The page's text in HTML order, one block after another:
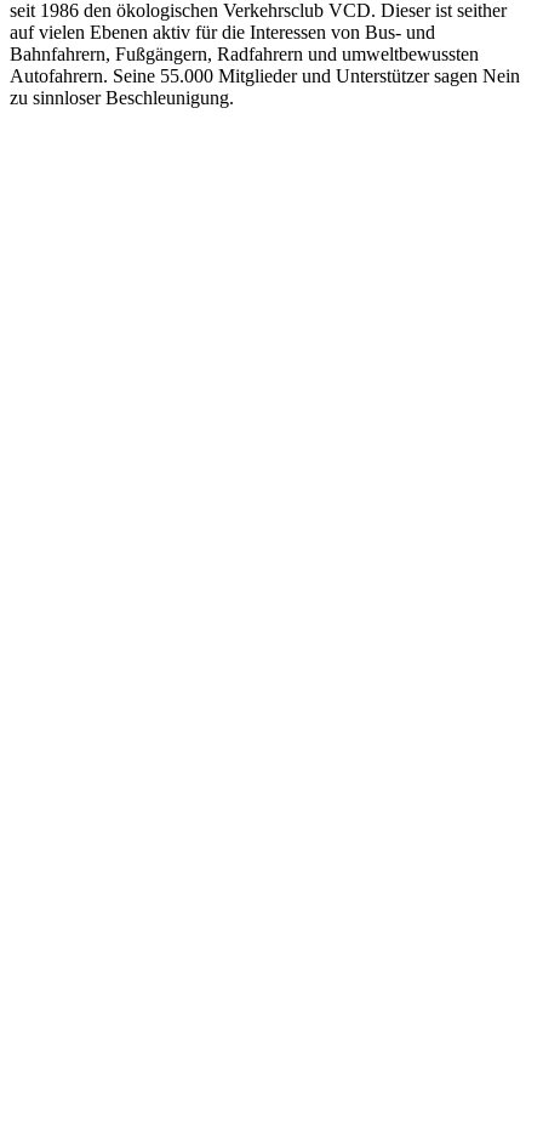
seit 1986 den ökologischen Verkehrsclub VCD. Dieser ist seither
auf vielen Ebenen aktiv für die Interessen von Bus- und
Bahnfahrern, Fußgängern, Radfahrern und umweltbewussten
Autofahrern. Seine 55.000 Mitglieder und Unterstützer sagen Nein
zu sinnloser Beschleunigung.